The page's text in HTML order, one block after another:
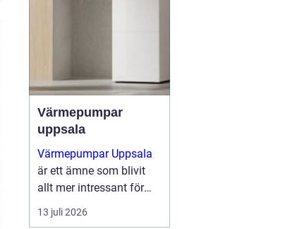
Värmepumpar
uppsala
Värmepumpar Uppsala
är ett ämne som blivit
allt mer intressant för
villaägare,
bostadsrättsföreningar
13 juli 2026